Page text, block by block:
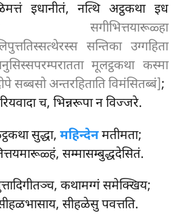
इधानीतं, नत्थि अट्ठकथा इध
सगीभित्तयारूळ्हा
सन्तिका उग्गहिता
मूलट्ठकथा कस्मा
सब्बसो अन्तरहिताति विमंसितब्बं];
च, भिन्नरूपा न विज्जरे.
सुद्धा, महिन्देनमतीमता;
सम्मासम्बुद्धदेसितं.
कथामग्गं समेक्खिय;
सीहळेसु पवत्तति.